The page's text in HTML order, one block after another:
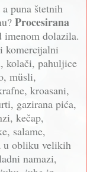
puna štetnih
Procesirana
imenom dolazila.
komercijalni
kolači, pahuljice
müsli,
kroasani,
gazirana pića,
kečap,
salame,
u obliku velikih
namazi,